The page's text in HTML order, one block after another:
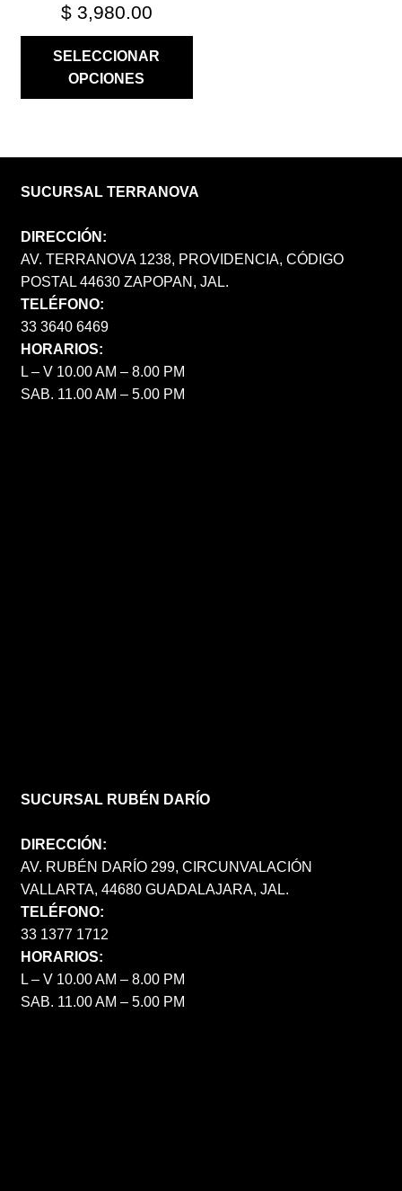
$3,980.00
SELECCIONAR
OPCIONES
SUCURSAL TERRANOVA
DIRECCIÓN:
AV. TERRANOVA 1238, PROVIDENCIA, CÓDIGO
POSTAL 44630 ZAPOPAN, JAL.
TELÉFONO:
33 3640 6469
HORARIOS:
L – V 10.00 AM – 8.00 PM
SAB. 11.00 AM – 5.00 PM
SUCURSAL RUBÉN DARÍO
DIRECCIÓN:
AV. RUBÉN DARÍO 299, CIRCUNVALACIÓN
VALLARTA, 44680 GUADALAJARA, JAL.
TELÉFONO:
33 1377 1712
HORARIOS:
L – V 10.00 AM – 8.00 PM
SAB. 11.00 AM – 5.00 PM